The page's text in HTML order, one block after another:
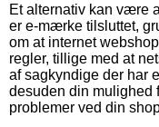
Et alternativ kan være
er e-mærke tilsluttet,
om at internet
regler, tillige med at
af sagkyndige der har
desuden din mulighed
problemer ved din